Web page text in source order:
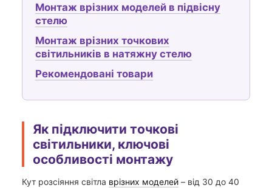
Монтаж врізних моделей в підвісну
стелю
Монтаж врізних точкових
світильників в натяжну стелю
Рекомендовані товари
Як підключити точкові
світильники, ключові
особливості монтажу
Кут розсіяння світла врізних моделей – від 30 до 40